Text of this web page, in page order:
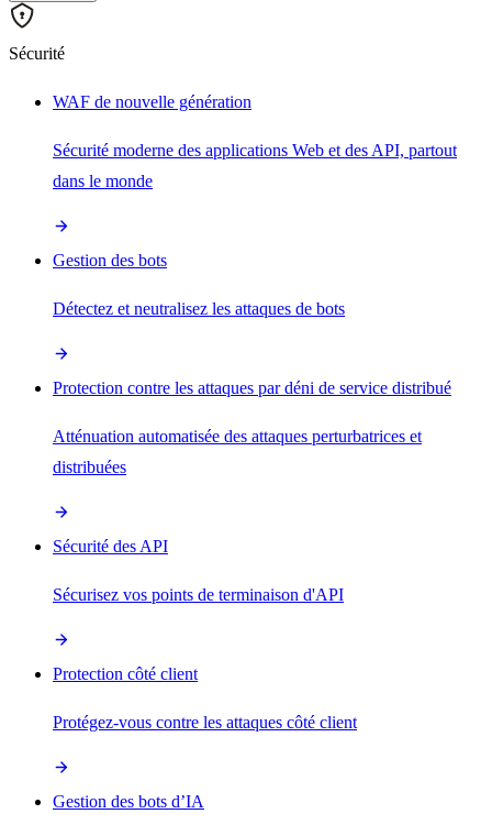
Sécurité
WAF de nouvelle génération
Sécurité moderne des applications Web et des API, partout
dans le monde
Gestion des bots
Détectez et neutralisez les attaques de bots
Protection contre les attaques par déni de service distribué
Atténuation automatisée des attaques perturbatrices et
distribuées
Sécurité des API
Sécurisez vos points de terminaison d'API
Protection côté client
Protégez-vous contre les attaques côté client
Gestion des bots d’IA